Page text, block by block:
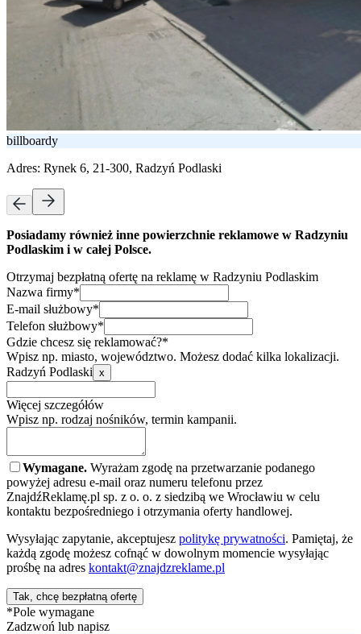
billboardy
Adres: Rynek 6, 21-300, Radzyń Podlaski
Posiadamy również inne powierzchnie reklamowe w Radzyniu
Podlaskim i w całej Polsce.
Otrzymaj bezpłatną ofertę na reklamę w Radzyniu Podlaskim
Nazwa firmy*
E-mail służbowy*
Telefon służbowy*
Gdzie chcesz się reklamować?*
Wpisz np. miasto, województwo. Możesz dodać kilka lokalizacji.
Radzyń Podlaski x
Więcej szczegółów
Wpisz np. rodzaj nośników, termin kampanii.
Wymagane. Wyrażam zgodę na przetwarzanie podanego
powyżej adresu e-mail oraz numeru telefonu przez
ZnajdźReklamę.pl sp. z o. o. z siedzibą we Wrocławiu w celu
kontaktu bezpośredniego i otrzymania oferty handlowej.
Wysyłając zapytanie, akceptujesz politykę prywatności. Pamiętaj, że
każdą zgodę możesz cofnąć w dowolnym momencie wysyłając
prośbę na adres kontakt@znajdzreklame.pl
Tak, chcę bezpłatną ofertę
*Pole wymagane
Zadzwoń lub napisz